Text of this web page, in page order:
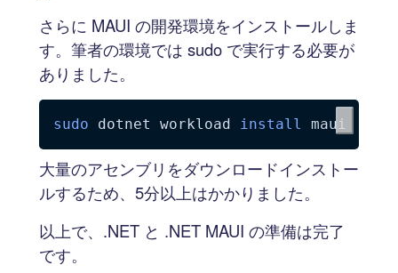
さらに MAUI の開発環境をインストールしま
す。筆者の環境では sudo で実行する必要が
ありました。
sudo dotnet workload install
大量のアセンブリをダウンロードインストー
ルするため、5分以上はかかりました。
以上で、.NET と .NET MAUI の準備は完了
です。